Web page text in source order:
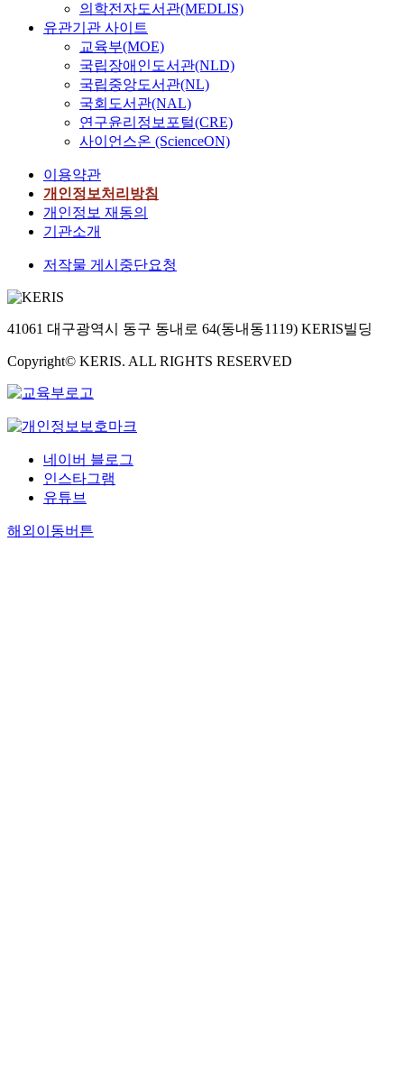
의학전자도서관(MEDLIS)
유관기관 사이트
교육부(MOE)
국립장애인도서관(NLD)
국립중앙도서관(NL)
국회도서관(NAL)
연구윤리정보포털(CRE)
사이언스온 (ScienceON)
이용약관
개인정보처리방침
개인정보 재동의
기관소개
저작물 게시중단요청
41061 대구광역시 동구 동내로 64(동내동1119) KERIS빌딩
Copyright© KERIS. ALL RIGHTS RESERVED
네이버 블로그
인스타그램
유튜브
해외이동버튼